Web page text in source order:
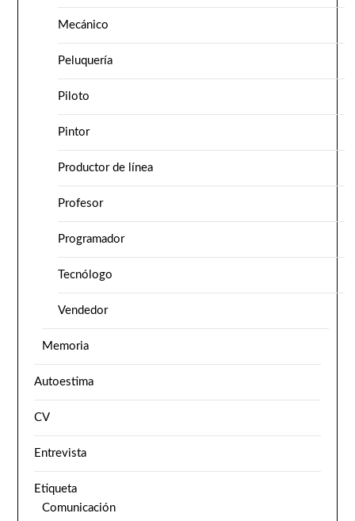
Mecánico
Peluquería
Piloto
Pintor
Productor de línea
Profesor
Programador
Tecnólogo
Vendedor
Memoria
Autoestima
CV
Entrevista
Etiqueta
Comunicación